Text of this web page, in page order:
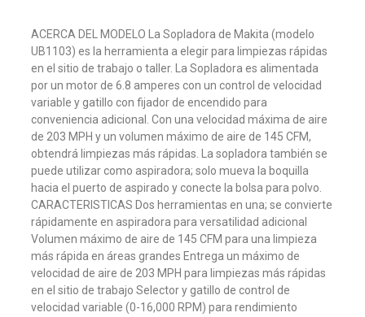
ACERCA DEL MODELO La Sopladora de Makita (modelo
UB1103) es la herramienta a elegir para limpiezas rápidas
en el sitio de trabajo o taller. La Sopladora es alimentada
por un motor de 6.8 amperes con un control de velocidad
variable y gatillo con fijador de encendido para
conveniencia adicional. Con una velocidad máxima de aire
de 203 MPH y un volumen máximo de aire de 145 CFM,
obtendrá limpiezas más rápidas. La sopladora también se
puede utilizar como aspiradora; solo mueva la boquilla
hacia el puerto de aspirado y conecte la bolsa para polvo.
CARACTERISTICAS Dos herramientas en una; se convierte
rápidamente en aspiradora para versatilidad adicional
Volumen máximo de aire de 145 CFM para una limpieza
más rápida en áreas grandes Entrega un máximo de
velocidad de aire de 203 MPH para limpiezas más rápidas
en el sitio de trabajo Selector y gatillo de control de
velocidad variable (0-16,000 RPM) para rendimiento